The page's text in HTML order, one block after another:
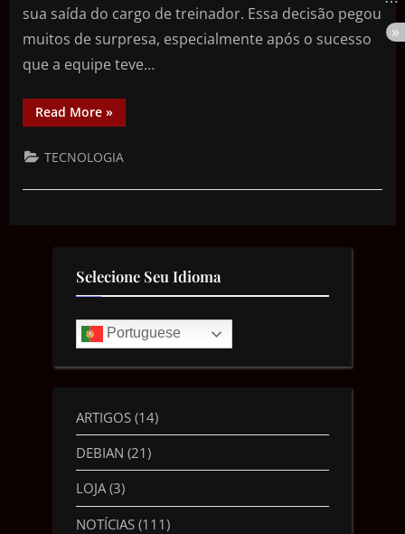
sua saída do cargo de treinador. Essa decisão pegou
muitos de surpresa, especialmente após o sucesso
que a equipe teve…
Read More »
TECNOLOGIA
Selecione Seu Idioma
Portuguese
ARTIGOS (14)
DEBIAN (21)
LOJA(3)
NOTÍCIAS (111)